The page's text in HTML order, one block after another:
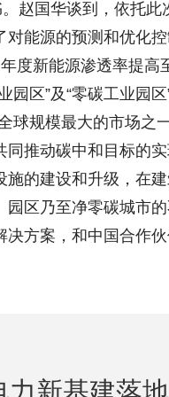
赵国华谈到，依托
能源的预测和优化
度新能源渗透率提高
园区”及“零碳工业园
球规模最大的市场之
推动碳中和目标的
的建设和升级，在
区乃至净零碳城市
方案，和中国合作